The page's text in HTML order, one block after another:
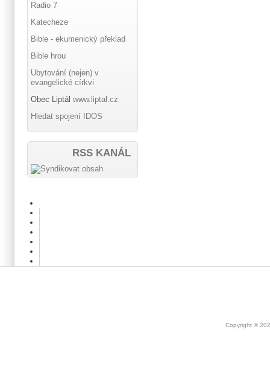
Radio 7
Katecheze
Bible - ekumenický překlad
Bible hrou
Ubytování (nejen) v
evangelické církvi
Obec Liptál www.liptal.cz
Hledat spojení IDOS
RSS KANÁL
Copyright ©